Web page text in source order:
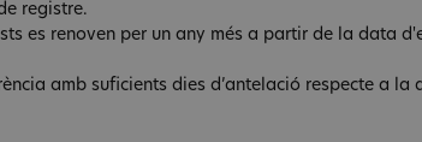
registre.
es renoven per un any més a partir de la data
amb suficients dies d’antelació respecte a la